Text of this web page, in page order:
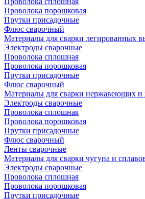
Проволока порошковая
Прутки присадочные
Флюс сварочный
Материалы для сварки легированных
Электроды сварочные
Проволока сплошная
Проволока порошковая
Прутки присадочные
Флюс сварочный
Материалы для сварки нержавеющих и
Электроды сварочные
Проволока сплошная
Проволока порошковая
Прутки присадочные
Флюс сварочный
Ленты сварочные
Материалы для сварки чугуна и
Электроды сварочные
Проволока сплошная
Проволока порошковая
Прутки присадочные